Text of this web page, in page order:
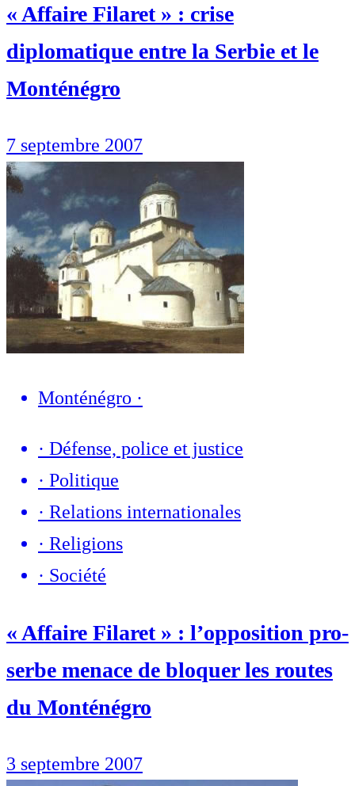
« Affaire Filaret » : crise
diplomatique entre la Serbie et le
Monténégro
7 septembre 2007
Monténégro ·
· Défense, police et justice
· Politique
· Relations internationales
· Religions
· Société
« Affaire Filaret » : l’opposition pro-
serbe menace de bloquer les routes
du Monténégro
3 septembre 2007